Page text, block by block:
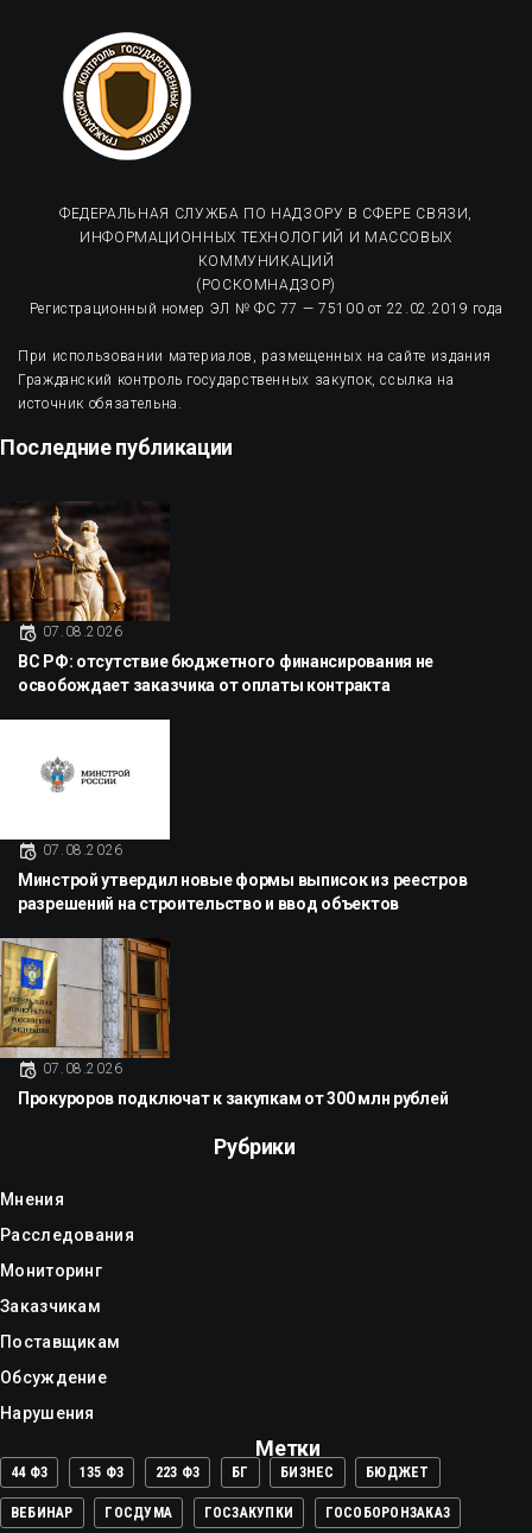
ФЕДЕРАЛЬНАЯ СЛУЖБА ПО НАДЗОРУ В СФЕРЕ СВЯЗИ,
ИНФОРМАЦИОННЫХ ТЕХНОЛОГИЙ И МАССОВЫХ
КОММУНИКАЦИЙ
(РОСКОМНАДЗОР)
Регистрационный номер ЭЛ № ФС 77 — 75100 от 22.02.2019 года
При использовании материалов, размещенных на сайте издания
Гражданский контроль государственных закупок, ссылка на
источник обязательна.
Последние публикации
07.08.2026
ВС РФ: отсутствие бюджетного финансирования не
освобождает заказчика от оплаты контракта
07.08.2026
Минстрой утвердил новые формы выписок из реестров
разрешений на строительство и ввод объектов
07.08.2026
Прокуроров подключат к закупкам от 300 млн рублей
Рубрики
Мнения
Расследования
Мониторинг
Заказчикам
Поставщикам
Обсуждение
Нарушения
Метки
44 ФЗ 135 ФЗ 223 ФЗ БГ БИЗНЕС БЮДЖЕТ
ВЕБИНАР ГОСДУМА ГОСЗАКУПКИ ГОСОБОРОНЗАКАЗ